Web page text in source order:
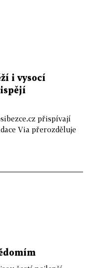
i vysocí
přispívají
Via přerozděluje